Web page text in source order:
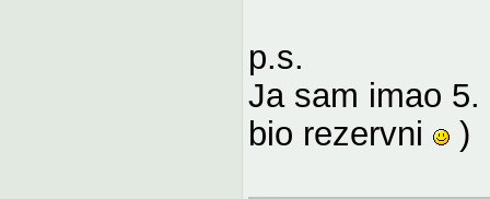
p.s.
Ja sam imao
bio rezervni
)